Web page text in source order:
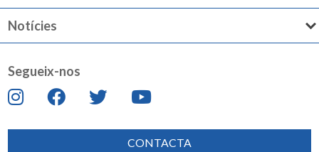
Notícies
Segueix-nos
CONTACTA